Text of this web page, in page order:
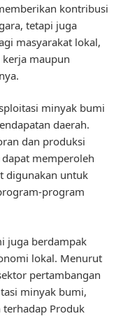
kontribusi
tetapi juga
masyarakat lokal,
maupun
minyak bumi
daerah.
dan produksi
memperoleh
digunakan untuk
program
juga berdampak
lokal. Menurut
pertambangan
minyak bumi,
Produk